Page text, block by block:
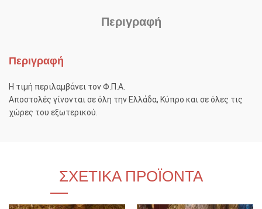
Περιγραφή
Περιγραφή
Η τιμή περιλαμβάνει τον Φ.Π.Α.
Αποστολές γίνονται σε όλη την Ελλάδα, Κύπρο και σε όλες τις
χώρες του εξωτερικού.
ΣΧΕΤΙΚΆ ΠΡΟΪΌΝΤΑ